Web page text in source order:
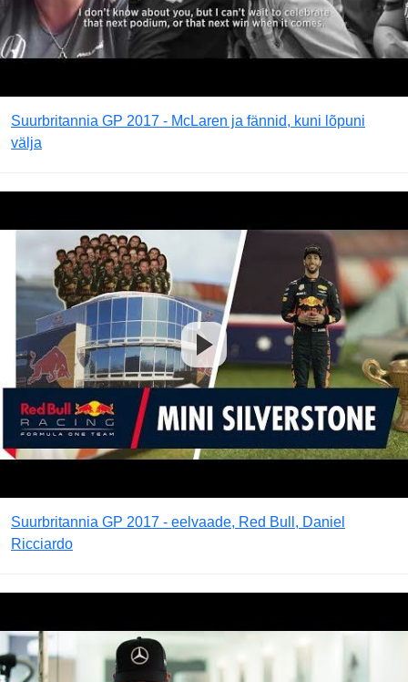
Suurbritannia GP 2017 - McLaren ja fännid, kuni lõpuni
välja
Suurbritannia GP 2017 - eelvaade, Red Bull, Daniel
Ricciardo